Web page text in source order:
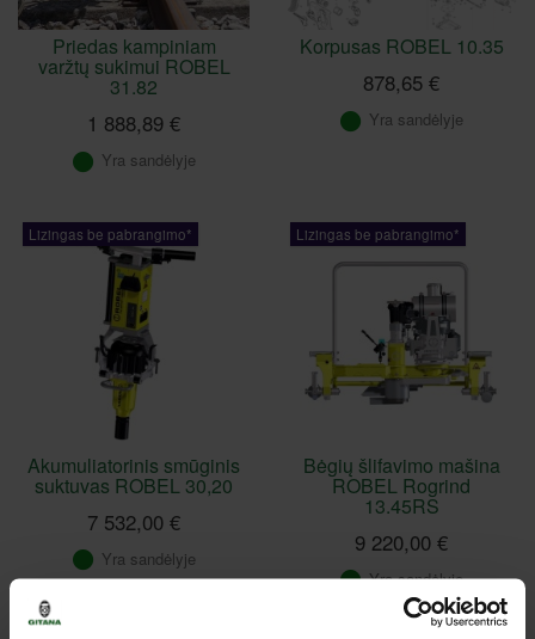
Priedas kampiniam
varžtų sukimui ROBEL
31.82
1 888,89 €
Yra sandėlyje
Korpusas ROBEL 10.35
878,65 €
Yra sandėlyje
Lizingas be pabrangimo*
Akumuliatorinis smūginis
suktuvas ROBEL 30,20
7 532,00 €
Yra sandėlyje
Lizingas be pabrangimo*
Bėgių šlifavimo mašina
ROBEL Rogrind
13.45RS
9 220,00 €
Yra sandėlyje